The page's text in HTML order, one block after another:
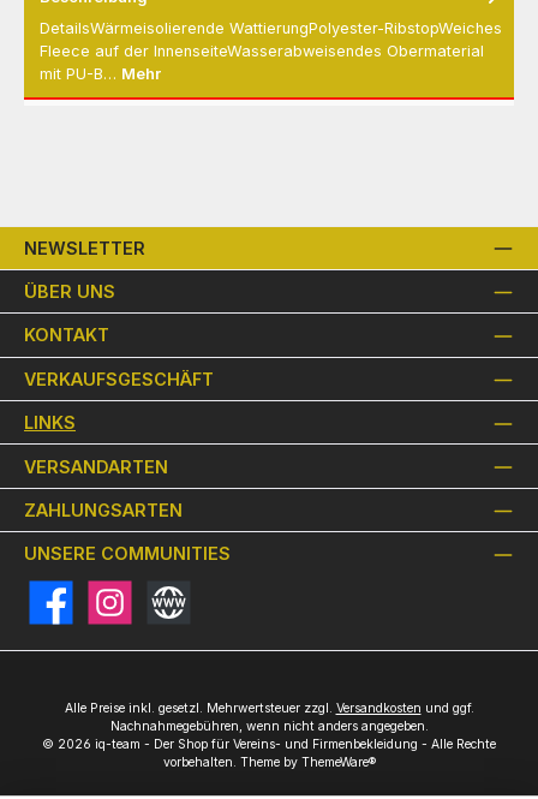
DetailsWärmeisolierende WattierungPolyester-RibstopWeiches
Fleece auf der InnenseiteWasserabweisendes Obermaterial
mit PU-B… Mehr
NEWSLETTER
ÜBER UNS
KONTAKT
VERKAUFSGESCHÄFT
LINKS
VERSANDARTEN
ZAHLUNGSARTEN
UNSERE COMMUNITIES
FacebookInstagramWebsite
Alle Preise inkl. gesetzl. Mehrwertsteuer zzgl. Versandkosten und ggf.
Nachnahmegebühren, wenn nicht anders angegeben.
© 2026 iq-team - Der Shop für Vereins- und Firmenbekleidung - Alle Rechte
vorbehalten. Theme by ThemeWare®